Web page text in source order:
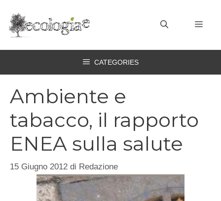
contenuto
CATEGORIES
Ambiente e
tabacco, il rapporto
ENEA sulla salute
15 Giugno 2012 di Redazione